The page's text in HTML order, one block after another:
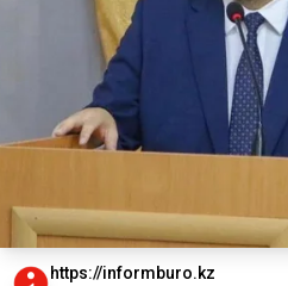
https://informburo.kz